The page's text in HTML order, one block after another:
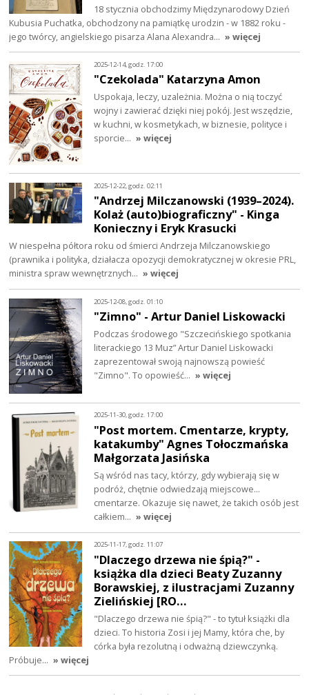
18 stycznia obchodzimy Międzynarodowy Dzień
Kubusia Puchatka, obchodzony na pamiątkę urodzin - w 1882 roku -
jego twórcy, angielskiego pisarza Alana Alexandra… » więcej
2025-12-14, godz. 17:00
"Czekolada" Katarzyna Amon
Uspokaja, leczy, uzależnia. Można o nią toczyć
wojny i zawierać dzięki niej pokój. Jest wszędzie,
w kuchni, w kosmetykach, w biznesie, polityce i
sporcie… » więcej
2025-12-22, godz. 02:11
"Andrzej Milczanowski (1939–2024).
Kolaż (auto)biograficzny" - Kinga
Konieczny i Eryk Krasucki
W niespełna półtora roku od śmierci Andrzeja Milczanowskiego
(prawnika i polityka, działacza opozycji demokratycznej w okresie PRL,
ministra spraw wewnętrznych… » więcej
2025-12-08, godz. 01:10
"Zimno" - Artur Daniel Liskowacki
Podczas środowego "Szczecińskiego spotkania
literackiego 13 Muz” Artur Daniel Liskowacki
zaprezentował swoją najnowszą powieść
"Zimno". To opowieść… » więcej
2025-11-30, godz. 17:00
"Post mortem. Cmentarze, krypty,
katakumby" Agnes Tołoczmańska
Małgorzata Jasińska
Są wśród nas tacy, którzy, gdy wybierają się w
podróż, chętnie odwiedzają miejscowe...
cmentarze. Okazuje się nawet, że takich osób jest
całkiem… » więcej
2025-11-17, godz. 11:07
"Dlaczego drzewa nie śpią?" -
książka dla dzieci Beaty Zuzanny
Borawskiej, z ilustracjami Zuzanny
Zielińskiej [RO…
"Dlaczego drzewa nie śpią?" - to tytuł książki dla
dzieci. To historia Zosi i jej Mamy, która che, by
córka była rezolutną i odważną dziewczynką.
Próbuje… » więcej